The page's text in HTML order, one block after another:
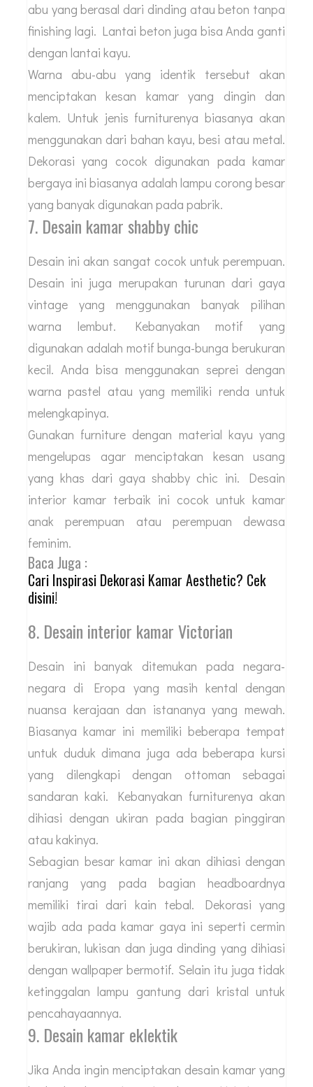
abu yang berasal dari dinding atau beton tanpa
finishing lagi. Lantai beton juga bisa Anda ganti
dengan lantai kayu.
Warna abu-abu yang identik tersebut akan
menciptakan kesan kamar yang dingin dan
kalem. Untuk jenis furniturenya biasanya akan
menggunakan dari bahan kayu, besi atau metal.
Dekorasi yang cocok digunakan pada kamar
bergaya ini biasanya adalah lampu corong besar
yang banyak digunakan pada pabrik.
7. Desain kamar shabby chic
Desain ini akan sangat cocok untuk perempuan.
Desain ini juga merupakan turunan dari gaya
vintage yang menggunakan banyak pilihan
warna lembut. Kebanyakan motif yang
digunakan adalah motif bunga-bunga berukuran
kecil. Anda bisa menggunakan seprei dengan
warna pastel atau yang memiliki renda untuk
melengkapinya.
Gunakan furniture dengan material kayu yang
mengelupas agar menciptakan kesan usang
yang khas dari gaya shabby chic ini. Desain
interior kamar terbaik ini cocok untuk kamar
anak perempuan atau perempuan dewasa
feminim.
Baca Juga :
Cari Inspirasi Dekorasi Kamar Aesthetic? Cek
disini!
8. Desain interior kamar Victorian
Desain ini banyak ditemukan pada negara-
negara di Eropa yang masih kental dengan
nuansa kerajaan dan istananya yang mewah.
Biasanya kamar ini memiliki beberapa tempat
untuk duduk dimana juga ada beberapa kursi
yang dilengkapi dengan ottoman sebagai
sandaran kaki. Kebanyakan furniturenya akan
dihiasi dengan ukiran pada bagian pinggiran
atau kakinya.
Sebagian besar kamar ini akan dihiasi dengan
ranjang yang pada bagian headboardnya
memiliki tirai dari kain tebal. Dekorasi yang
wajib ada pada kamar gaya ini seperti cermin
berukiran, lukisan dan juga dinding yang dihiasi
dengan wallpaper bermotif. Selain itu juga tidak
ketinggalan lampu gantung dari kristal untuk
pencahayaannya.
9. Desain kamar eklektik
Jika Anda ingin menciptakan desain kamar yang